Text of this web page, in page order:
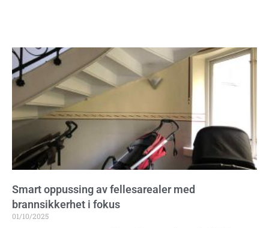
Smart oppussing av fellesarealer med
brannsikkerhet i fokus
01/10/2025